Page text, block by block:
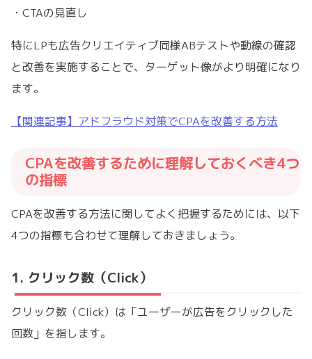
・CTAの見直し
特にLPも広告クリエイティブ同様ABテストや動線の確認
と改善を実施することで、ターゲット像がより明確になり
ます。
【関連記事】アドフラウド対策でCPAを改善する方法
CPAを改善するために理解しておくべき4つ
の指標
CPAを改善する方法に関してよく把握するためには、以下
4つの指標も合わせて理解しておきましょう。
1. クリック数（Click）
クリック数（Click）は「ユーザーが広告をクリックした
回数」を指します。